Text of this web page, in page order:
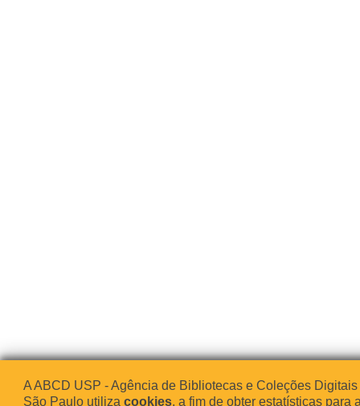
A ABCD USP - Agência de Bibliotecas e Coleções
São Paulo utiliza cookies, a fim de obter estatísticas para